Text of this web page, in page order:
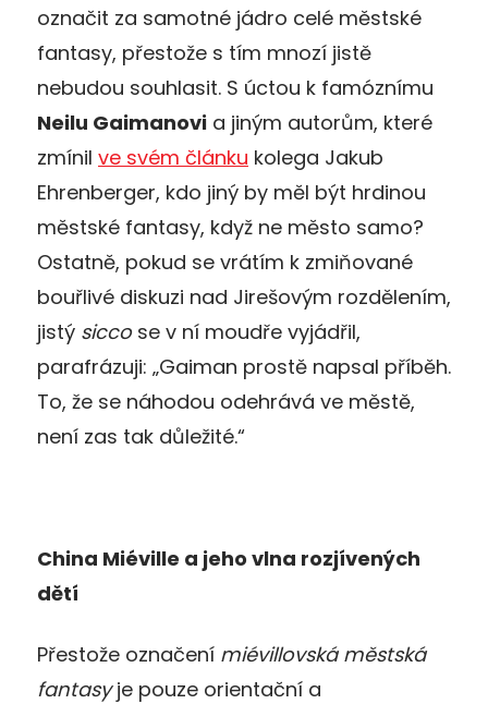
označit za samotné jádro celé městské
fantasy, přestože s tím mnozí jistě
nebudou souhlasit. S úctou k famóznímu
Neilu Gaimanovi a jiným autorům, které
zmínil ve svém článku kolega Jakub
Ehrenberger, kdo jiný by měl být hrdinou
městské fantasy, když ne město samo?
Ostatně, pokud se vrátím k zmiňované
bouřlivé diskuzi nad Jirešovým rozdělením,
jistý siccose v ní moudře vyjádřil,
parafrázuji: „Gaiman prostě napsal příběh.
To, že se náhodou odehrává ve městě,
není zas tak důležité.“
China Miéville a jeho vlna rozjívených
dětí
Přestože označení miévillovská městská
fantasyje pouze orientační a